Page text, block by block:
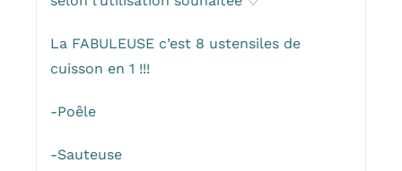
La FABULEUSE c’est 8 ustensiles de
cuisson en 1 !!!
-Poêle
-Sauteuse